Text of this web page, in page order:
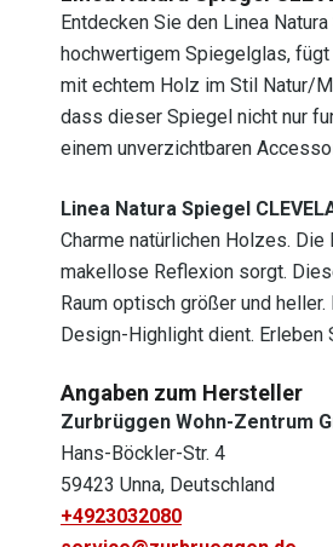
Entdecken Sie den Linea
hochwertigem Spiegelglas,
mit echtem Holz im Stil Natur/
dass dieser Spiegel nicht nur
einem unverzichtbaren
Linea Natura Spiegel
Charme natürlichen Holzes.
makellose Reflexion sorgt.
Raum optisch größer und
Design-Highlight dient. Erleben
Angaben zum Hersteller
Zurbrüggen Wohn-Zentrum
Hans-Böckler-Str. 4
59423 Unna, Deutschland
+4923032080